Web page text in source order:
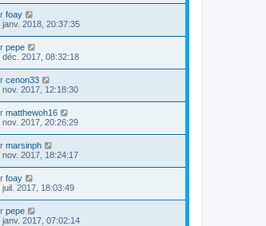
foay
janv. 2018, 20:37:35
pepe
déc. 2017, 08:32:18
cenon33
nov. 2017, 12:18:30
matthewoh16
nov. 2017, 20:26:29
marsinph
nov. 2017, 18:24:17
foay
juil. 2017, 18:03:49
pepe
janv. 2017, 07:02:14